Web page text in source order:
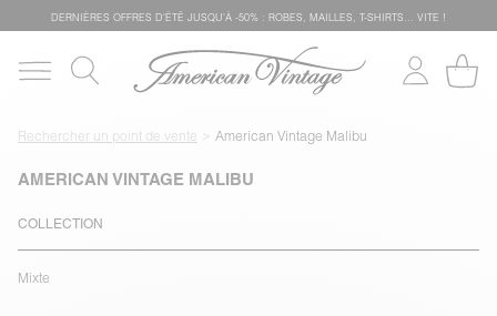
DERNIÈRES OFFRES D'ÉTÊ JUSQU'À -50% : ROBES, MAILLES, T-SHIRTS... VITE !
Rechercher un point de vente American Vintage Malibu
AMERICAN VINTAGE MALIBU
COLLECTION
Mixte